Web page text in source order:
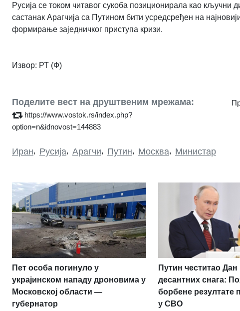
Русија се током читавог сукоба позиционирала као кључни
састанак Арагчија са Путином бити усредсређен на
формирање заједничког приступа кризи.
Извор: РТ (Ф)
Поделите вест на друштвеним мрежама:
https://www.vostok.rs/index.php?
option=n&idnovost=144883
Иран, Русија, Арагчи, Путин, Москва, Министар
Пет особа погинуло у
украјинском нападу дроновима у
Московској области —
губернатор
Путин честитао
десантних снага:
борбене резултате
у СВО